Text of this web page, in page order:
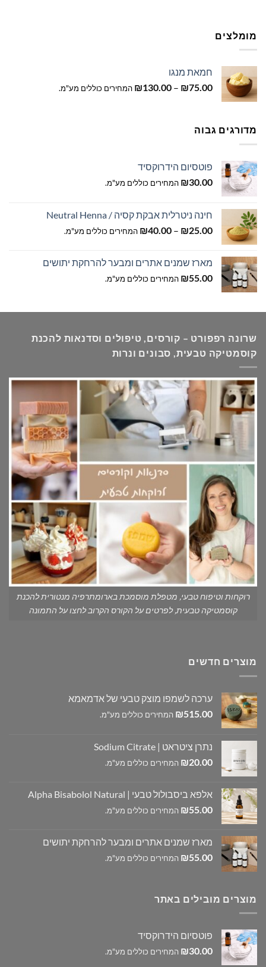
מומלצים
חמאת מנגו
₪75.00
–
₪130.00
טווח
המחירים כוללים מע"מ.
מדורגים גבוה
פוטסיום הידרוקסיד
₪30.00 המחירים כוללים מע"מ.
חינה ניטרלית אבקת קסיה / Neutral Henna
₪25.00
–
₪40.00
טווח
עד
המחירים כוללים מע"מ.
מארז שמנים אתרים ומבער להרחקת יתושים
₪55.00 המחירים כוללים מע"מ.
שרונה רפפורט – קורסים, טיפולים וסדנאות להכנת
קוסמטיקה טבעית, סבונים ונרות
רוקחות וטיפוח טבעי, מטפלת מוסמכת בארומתרפיה מנטורית להכנת
קוסמטיקה טבעית, לפרטים על הקורס הקרוב לחצו על התמונה
מוצרים חדשים
ערכה לשמפו מוצק טבעי של אדמאמא
₪515.00 המחירים כוללים מע"מ.
נתרן ציטראט | Sodium Citrate
₪20.00 המחירים כוללים מע"מ.
אלפא ביסבולול טבעי | Alpha Bisabolol Natural
₪55.00 המחירים כוללים מע"מ.
מארז שמנים אתרים ומבער להרחקת יתושים
₪55.00 המחירים כוללים מע"מ.
מוצרים מובילים באתר
פוטסיום הידרוקסיד
₪30.00 המחירים כוללים מע"מ.